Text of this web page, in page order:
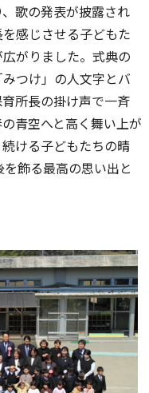
歌の発表が披露され
感じさせる子どもた
がりました。式典の
つけ」の人文字とバ
所長の掛け声で一斉
青空へと高く舞い上が
ける子どもたちの晴
飾る最高の思い出と